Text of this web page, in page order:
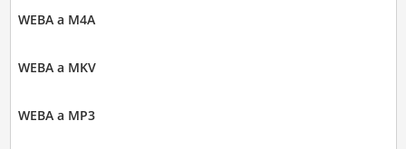
WEBA a M4A
WEBA a MKV
WEBA a MP3